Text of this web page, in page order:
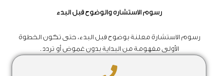
رسوم الاستشارة والوضوح قبل البدء
رسوم الاستشارة معلنة بوضوح قبل البدء، حتى تكون الخطوة
الأولى مفهومة من البداية بدون غموض أو تردد.